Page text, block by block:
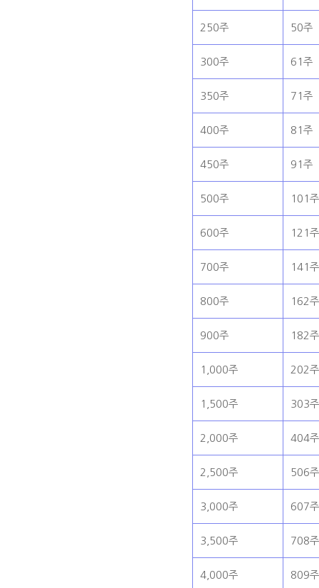
250주 50주
300주 61주
350주 71주
400주 81주
450주 91주
500주 101주
600주 121주
700주 141주
800주 162주
900주 182주
1,000주 202주
1,500주 303주
2,000주 404주
2,500주 506주
3,000주 607주
3,500주 708주
4,000주 809주